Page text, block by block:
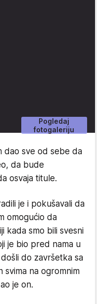
Pogledaj
fotogaleriju
dao sve od sebe da
da bude
osvaja titule.
je i pokušavali da
omogućio da
kada smo bili svesni
je bio pred nama u
do završetka sa
svima na ogromnim
je on.